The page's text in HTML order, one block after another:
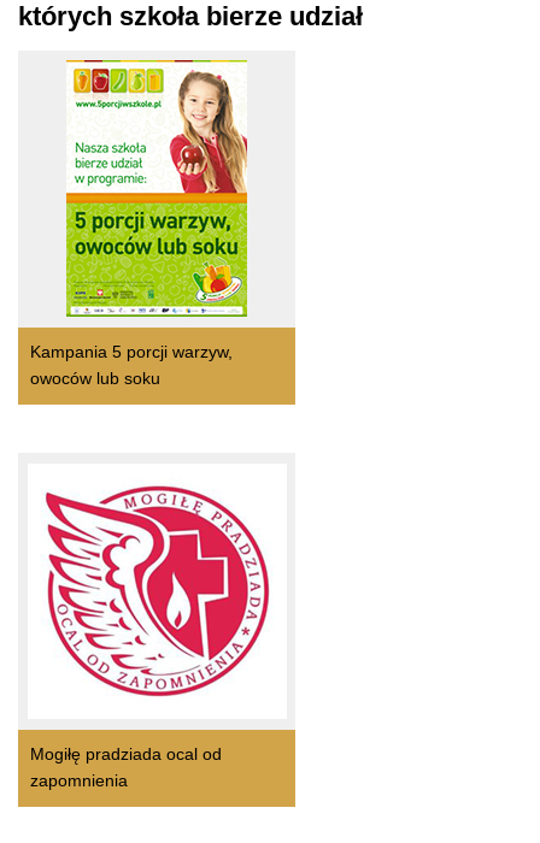
których szkoła bierze udział
Kampania 5 porcji warzyw,
owoców lub soku
Mogiłę pradziada ocal od
zapomnienia